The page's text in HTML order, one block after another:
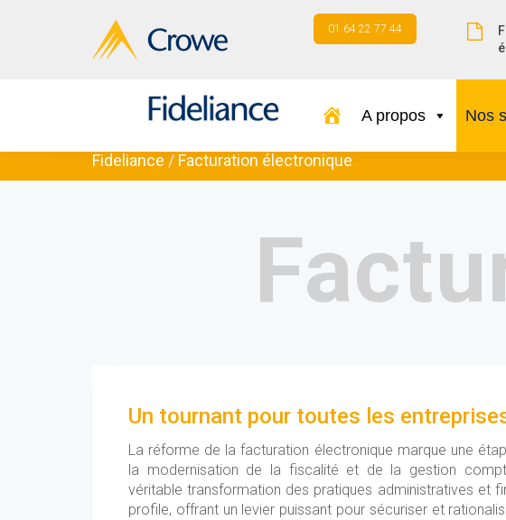
01 64 22 77 44
A propos Nos
Fideliance / Facturation électronique
Un tournant pour toutes les
La réforme de la facturation électronique marque une
la modernisation de la fiscalité et de la gestion
véritable transformation des pratiques administratives et
profile, offrant un levier puissant pour sécuriser et